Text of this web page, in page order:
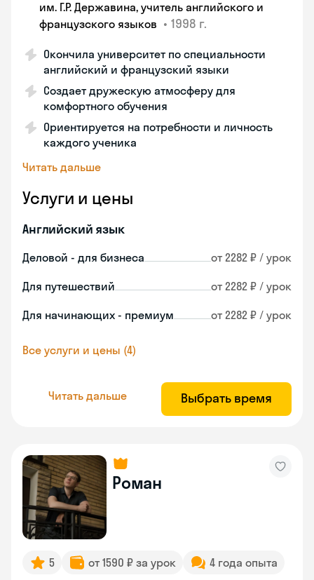
им. Г.Р. Державина, учитель английского и
французского языков • 1998 г.
Окончила университет по специальности
английский и французский языки
Создает дружескую атмосферу для
комфортного обучения
Ориентируется на потребности и личность
каждого ученика
Читать дальше
Услуги и цены
Английский язык
Деловой - для бизнеса от 2282 ₽ / урок
Для путешествий от 2282 ₽ / урок
Для начинающих - премиум от 2282 ₽ / урок
Все услуги и цены (4)
Читать дальше Выбрать время
Роман
5 от 1590 ₽ за урок 4 года опыта